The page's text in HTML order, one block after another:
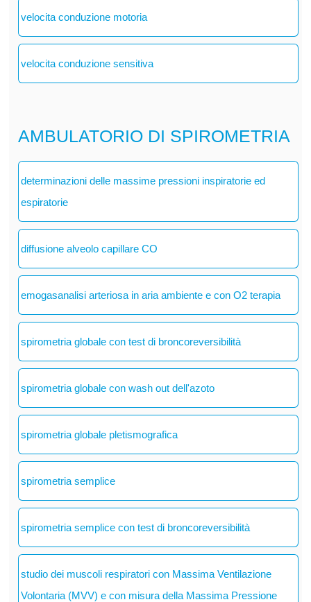
velocita conduzione motoria
velocita conduzione sensitiva
AMBULATORIO DI SPIROMETRIA
determinazioni delle massime pressioni inspiratorie ed
espiratorie
diffusione alveolo capillare CO
emogasanalisi arteriosa in aria ambiente e con O2 terapia
spirometria globale con test di broncoreversibilità
spirometria globale con wash out dell'azoto
spirometria globale pletismografica
spirometria semplice
spirometria semplice con test di broncoreversibilità
studio dei muscoli respiratori con Massima Ventilazione
Volontaria (MVV) e con misura della Massima Pressione